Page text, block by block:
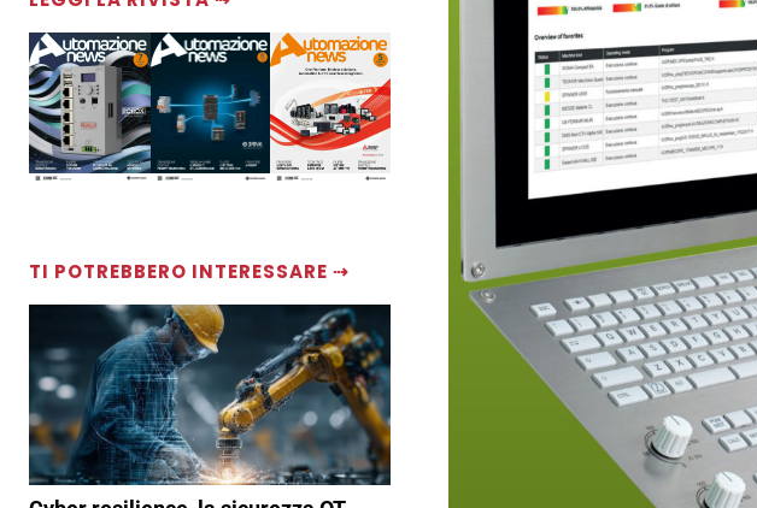
TI POTREBBERO INTERESSARE ⇢